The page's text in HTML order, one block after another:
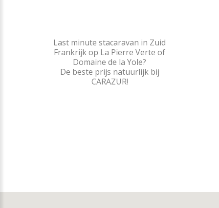
Last minute stacaravan in Zuid
Frankrijk op La Pierre Verte of
Domaine de la Yole?
De beste prijs natuurlijk bij
CARAZUR!